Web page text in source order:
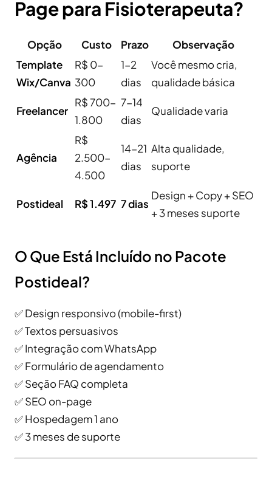
Page para Fisioterapeuta?
Opção Custo Prazo
Observação
Template
Wix/Canva
R$ 0-
300
1-2
dias
Você mesmo cria,
qualidade básica
Freelancer
R$ 700-
1.800
7-14
dias
Qualidade varia
Agência
R$
2.500-
4.500
14-21
dias
Alta qualidade,
suporte
Postideal R$ 1.497 7 dias
Design + Copy + SEO
+ 3 meses suporte
O Que Está Incluído no Pacote
Postideal?
✅ Design responsivo (mobile-first)
✅ Textos persuasivos
✅ Integração com WhatsApp
✅ Formulário de agendamento
✅ Seção FAQ completa
✅ SEO on-page
✅ Hospedagem 1 ano
✅ 3 meses de suporte